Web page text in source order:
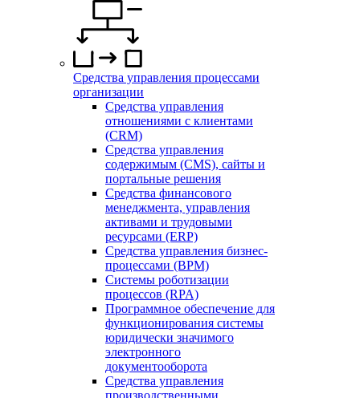
Средства управления процессами
организации
Средства управления
отношениями с клиентами
(CRM)
Средства управления
содержимым (CMS), сайты и
портальные решения
Средства финансового
менеджмента, управления
активами и трудовыми
ресурсами (ERP)
Средства управления бизнес-
процессами (BPM)
Системы роботизации
процессов (RPA)
Программное обеспечение для
функционирования системы
юридически значимого
электронного
документооборота
Средства управления
производственными